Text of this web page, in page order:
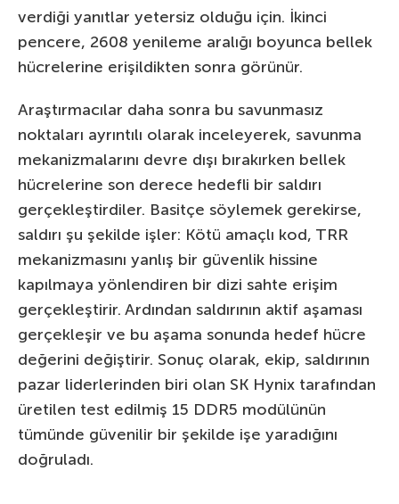
verdiği yanıtlar yetersiz olduğu için. İkinci
pencere, 2608 yenileme aralığı boyunca bellek
hücrelerine erişildikten sonra görünür.
Araştırmacılar daha sonra bu savunmasız
noktaları ayrıntılı olarak inceleyerek, savunma
mekanizmalarını devre dışı bırakırken bellek
hücrelerine son derece hedefli bir saldırı
gerçekleştirdiler. Basitçe söylemek gerekirse,
saldırı şu şekilde işler: Kötü amaçlı kod, TRR
mekanizmasını yanlış bir güvenlik hissine
kapılmaya yönlendiren bir dizi sahte erişim
gerçekleştirir. Ardından saldırının aktif aşaması
gerçekleşir ve bu aşama sonunda hedef hücre
değerini değiştirir. Sonuç olarak, ekip, saldırının
pazar liderlerinden biri olan SK Hynix tarafından
üretilen test edilmiş 15 DDR5 modülünün
tümünde güvenilir bir şekilde işe yaradığını
doğruladı.